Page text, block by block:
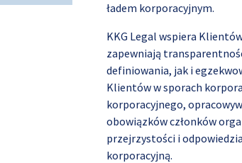
ładem korporacyjnym.
KKG Legal wspiera
zapewniają
definiowania, jak i
Klientów w sporach
korporacyjnego,
obowiązków członków
przejrzystości i
korporacyjną.